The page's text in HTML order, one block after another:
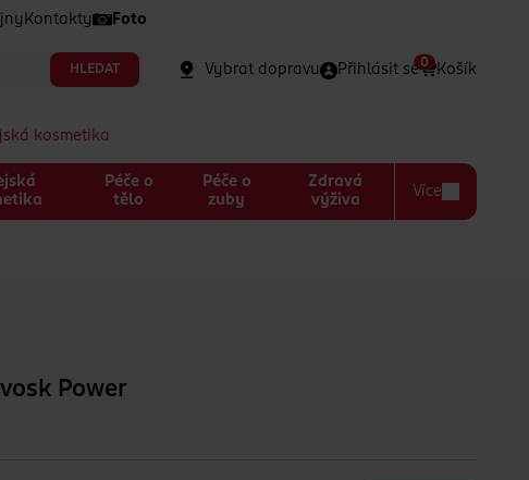
Kontakty Foto
HLEDAT Vybrat dopravu Přihlásit se Košík
0
kosmetika
Péče o
tělo
Péče o
zuby
Zdravá
výživa
Více
Power